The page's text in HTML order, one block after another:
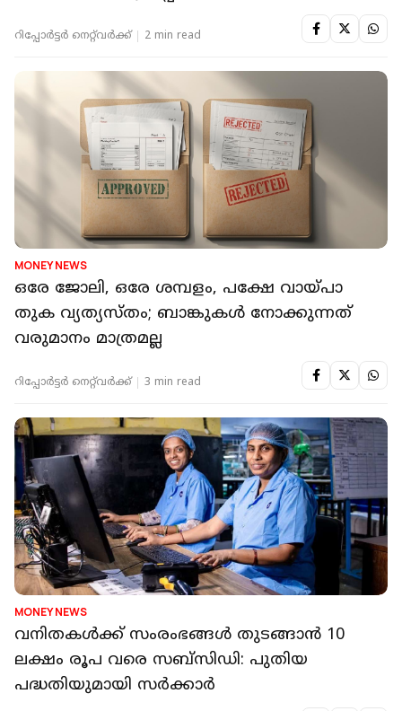
റിപ്പോർട്ടർ നെറ്റ്‌വര്‍ക്ക്‌ 2 min read
MONEY NEWS
ഒരേ ജോലി, ഒരേ ശമ്പളം, പക്ഷേ വായ്പാ
തുക വ്യത്യസ്തം; ബാങ്കുകൾ നോക്കുന്നത്
വരുമാനം മാത്രമല്ല
റിപ്പോർട്ടർ നെറ്റ്‌വര്‍ക്ക്‌ 3 min read
MONEY NEWS
വനിതകള്‍ക്ക് സംരംഭങ്ങള്‍ തുടങ്ങാന്‍ 10
ലക്ഷം രൂപ വരെ സബ്​സിഡി: പുതിയ
പദ്ധതിയുമായി സർക്കാർ